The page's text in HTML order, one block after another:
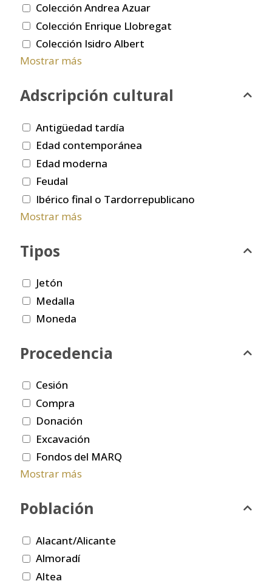
Colección Andrea Azuar
Colección Enrique Llobregat
Colección Isidro Albert
Mostrar más
Adscripción cultural
Antigüedad tardía
Edad contemporánea
Edad moderna
Feudal
Ibérico final o Tardorrepublicano
Mostrar más
Tipos
Jetón
Medalla
Moneda
Procedencia
Cesión
Compra
Donación
Excavación
Fondos del MARQ
Mostrar más
Población
Alacant/Alicante
Almoradí
Altea